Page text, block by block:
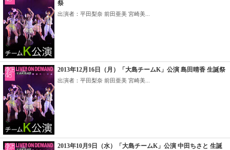
祭
出演者：平田梨奈 前田亜美 宮崎美...
2013年12月16日（月）「大島チームK」公演 島田晴香 生誕祭
出演者：平田梨奈 前田亜美 宮崎美...
2013年10月9日（水）「大島チームK」公演 中田ちさと 生誕